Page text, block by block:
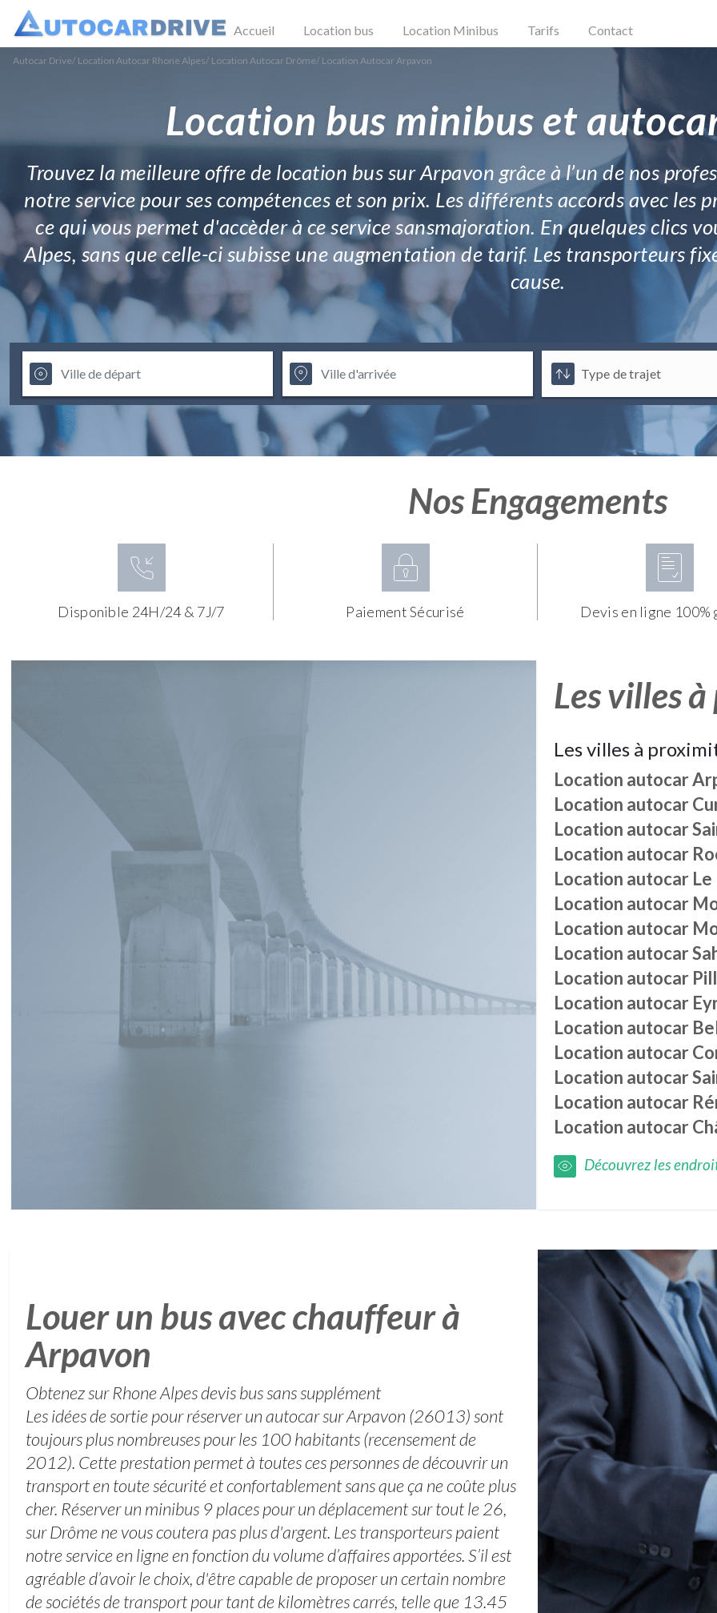
Accueil Location bus Location Minibus Tarifs Contact
Autocar Drive/ Location Autocar Rhone Alpes/ Location Autocar Drôme/ Location Autocar Arpavon
Location bus minibus et
Trouvez la meilleure offre de location bus sur Arpavon grâce à l’un de nos
notre service pour ses compétences et son prix. Les différents accords avec
ce qui vous permet d'accèder à ce service sansmajoration. En quelques clics
Alpes, sans que celle-ci subisse une augmentation de tarif. Les transporteurs
cause.
Nos Engagements
Disponible 24H/24 & 7J/7 Paiement Sécurisé Devis en ligne
Les villes
Les villes à
Location autocar
Location autocar
Location autocar
Location autocar
Location autocar
Location autocar
Location autocar
Location autocar
Location autocar
Location autocar
Location autocar
Location autocar
Location autocar
Location autocar
Location autocar
Découvrez les
Louer un bus avec chauffeur à
Arpavon
Obtenez sur Rhone Alpes devis bus sans supplément
Les idées de sortie pour réserver un autocar sur Arpavon (26013) sont
toujours plus nombreuses pour les 100 habitants (recensement de
2012). Cette prestation permet à toutes ces personnes de découvrir un
transport en toute sécurité et confortablement sans que ça ne coûte plus
cher. Réserver un minibus 9 places pour un déplacement sur tout le 26,
sur Drôme ne vous coutera pas plus d'argent. Les transporteurs paient
notre service en ligne en fonction du volume d’affaires apportées. S’il est
agréable d’avoir le choix, d'être capable de proposer un certain nombre
de sociétés de transport pour tant de kilomètres carrés, telle que 13.45